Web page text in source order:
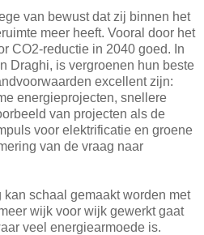
van bewust dat zij binnen het
meer heeft. Vooral door het
CO2-reductie in 2040 goed. In
Draghi, is vergroenen hun beste
excellent zijn:
energieprojecten, snellere
van projecten als de
voor elektrificatie en groene
van de vraag naar
kan schaal gemaakt worden met
wijk voor wijk gewerkt gaat
veel energiearmoede is.